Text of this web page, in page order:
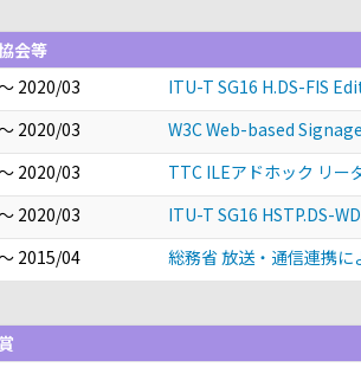
会等
2020/03
ITU-T SG16 H.DS-FIS
2020/03
W3C Web-based
2020/03
TTC ILEアドホック リー
2020/03
ITU-T SG16 HSTP.DS-
2015/04
総務省 放送・通信連携